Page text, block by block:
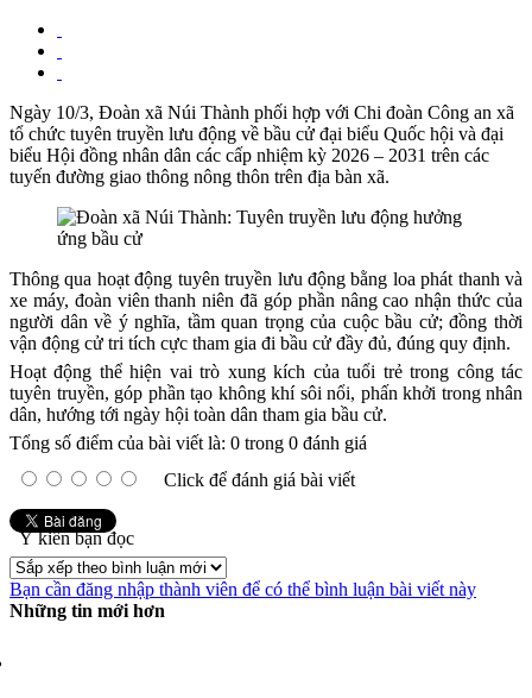
Ngày 10/3, Đoàn xã Núi Thành phối hợp với Chi đoàn Công an xã
tổ chức tuyên truyền lưu động về bầu cử đại biểu Quốc hội và đại
biểu Hội đồng nhân dân các cấp nhiệm kỳ 2026 – 2031 trên các
tuyến đường giao thông nông thôn trên địa bàn xã.
Thông qua hoạt động tuyên truyền lưu động bằng loa phát thanh và
xe máy, đoàn viên thanh niên đã góp phần nâng cao nhận thức của
người dân về ý nghĩa, tầm quan trọng của cuộc bầu cử; đồng thời
vận động cử tri tích cực tham gia đi bầu cử đầy đủ, đúng quy định.
Hoạt động thể hiện vai trò xung kích của tuổi trẻ trong công tác
tuyên truyền, góp phần tạo không khí sôi nổi, phấn khởi trong nhân
dân, hướng tới ngày hội toàn dân tham gia bầu cử.
Tổng số điểm của bài viết là: 0 trong 0 đánh giá
Click để đánh giá bài viết
Ý kiến bạn đọc
Bạn cần đăng nhập thành viên để có thể bình luận bài viết này
Những tin mới hơn